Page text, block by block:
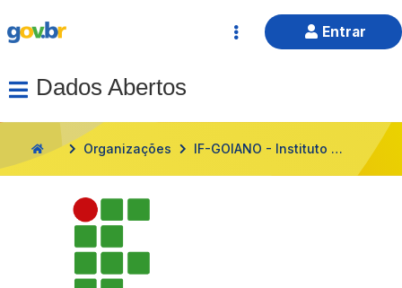
Entrar
Dados Abertos
HOME
Organizações IF-GOIANO - Instituto Federal de Educação, Ciência e Tecnologia Goiano